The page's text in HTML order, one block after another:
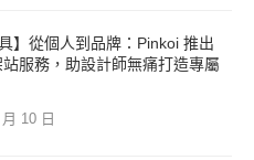
具】從個人到品牌：Pinkoi 推出
服務，助設計師無痛打造專屬
10 日